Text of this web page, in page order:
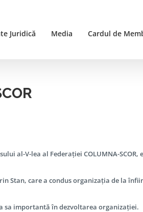
Juridică Media Cardul de
al-V-lea al Federației COLUMNA-
Stan, care a condus organizația de la
sa importantă în dezvoltarea organizației.